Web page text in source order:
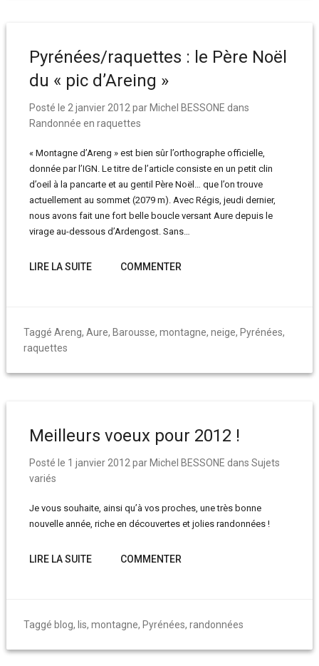
Pyrénées/raquettes : le Père Noël
du « pic d’Areing »
Posté le 2 janvier 2012 par Michel BESSONE dans
Randonnée en raquettes
« Montagne d’Areng » est bien sûr l’orthographe officielle,
donnée par l’IGN. Le titre de l’article consiste en un petit clin
d’oeil à la pancarte et au gentil Père Noël… que l’on trouve
actuellement au sommet (2079 m). Avec Régis, jeudi dernier,
nous avons fait une fort belle boucle versant Aure depuis le
virage au-dessous d’Ardengost. Sans…
LIRE LA SUITE COMMENTER
Taggé Areng, Aure, Barousse, montagne, neige, Pyrénées,
raquettes
Meilleurs voeux pour 2012 !
Posté le 1 janvier 2012 par Michel BESSONE dans Sujets
variés
Je vous souhaite, ainsi qu’à vos proches, une très bonne
nouvelle année, riche en découvertes et jolies randonnées !
LIRE LA SUITE COMMENTER
Taggé blog, lis, montagne, Pyrénées, randonnées